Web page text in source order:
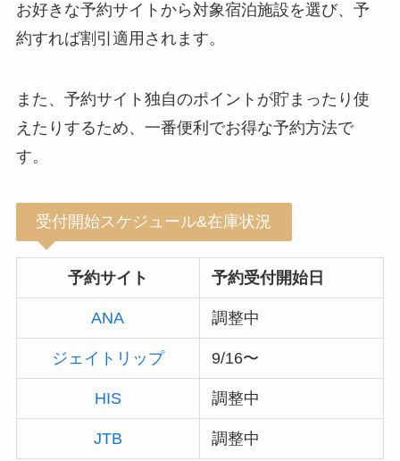
お好きな予約サイトから対象宿泊施設を選び、予
約すれば割引適用されます。
また、予約サイト独自のポイントが貯まったり使
えたりするため、一番便利でお得な予約方法で
す。
受付開始スケジュール&在庫状況
予約サイト 予約受付開始日
ANA 調整中
ジェイトリップ 9/16〜
HIS 調整中
JTB 調整中